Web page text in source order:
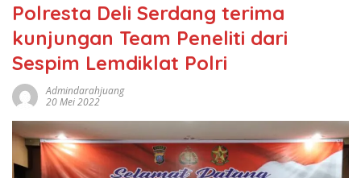
Polresta Deli Serdang terima
kunjungan Team Peneliti dari
Sespim Lemdiklat Polri
Admindarahjuang
20 Mei 2022